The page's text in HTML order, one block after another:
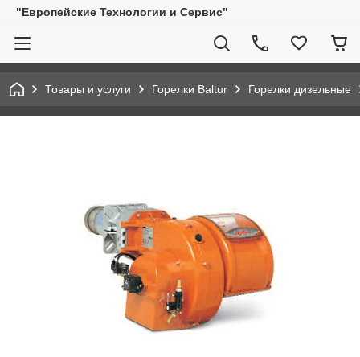
"Европейские Технологии и Сервис"
Товары и услуги Горелки Baltur Горелки дизельные